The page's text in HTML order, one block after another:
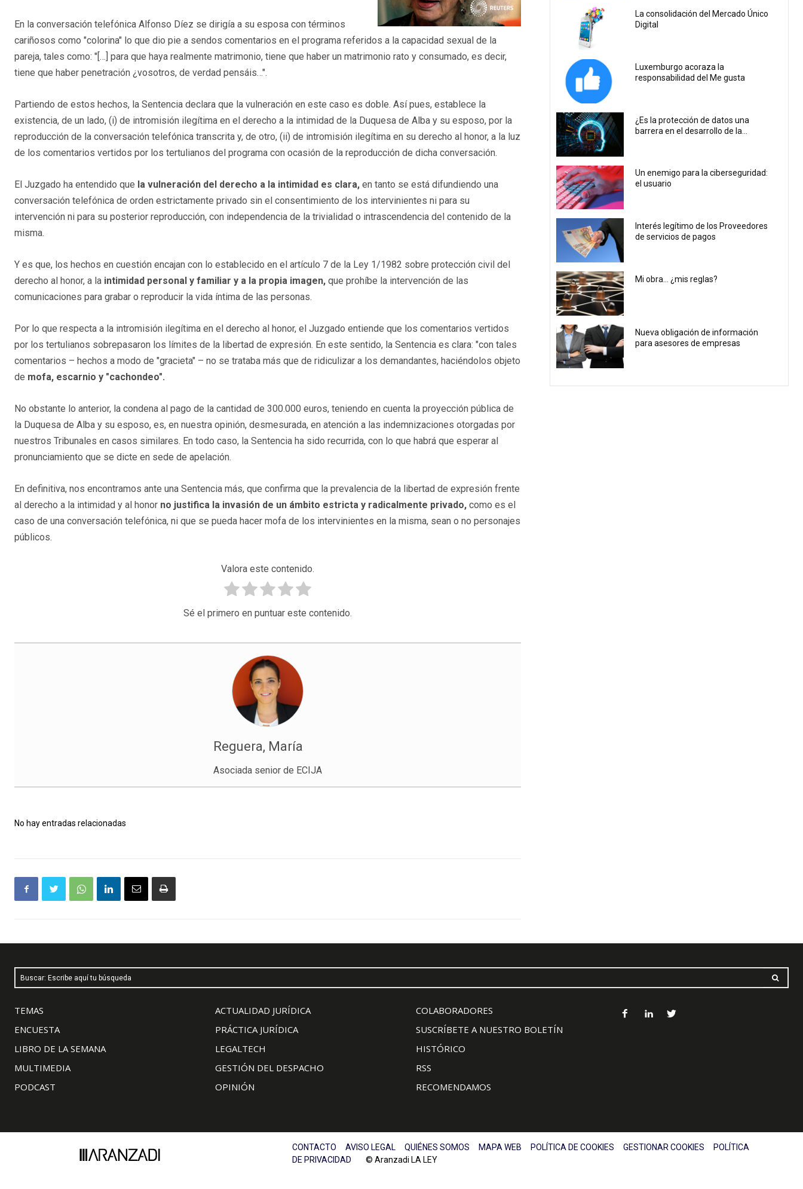
En la conversación telefónica Alfonso Díez se dirigía a su esposa con términos
cariñosos como "colorina" lo que dio pie a sendos comentarios en el programa referidos a la capacidad sexual de la
pareja, tales como: "[…] para que haya realmente matrimonio, tiene que haber un matrimonio rato y consumado, es decir,
tiene que haber penetración ¿vosotros, de verdad pensáis…".
Partiendo de estos hechos, la Sentencia declara que la vulneración en este caso es doble. Así pues, establece la
existencia, de un lado, (i) de intromisión ilegítima en el derecho a la intimidad de la Duquesa de Alba y su esposo, por la
reproducción de la conversación telefónica transcrita y, de otro, (ii) de intromisión ilegítima en su derecho al honor, a la luz
de los comentarios vertidos por los tertulianos del programa con ocasión de la reproducción de dicha conversación.
El Juzgado ha entendido que la vulneración del derecho a la intimidad es clara, en tanto se está difundiendo una
conversación telefónica de orden estrictamente privado sin el consentimiento de los intervinientes ni para su
intervención ni para su posterior reproducción, con independencia de la trivialidad o intrascendencia del contenido de la
misma.
Y es que, los hechos en cuestión encajan con lo establecido en el artículo 7 de la Ley 1/1982 sobre protección civil del
derecho al honor, a la intimidad personal y familiar y a la propia imagen, que prohíbe la intervención de las
comunicaciones para grabar o reproducir la vida íntima de las personas.
Por lo que respecta a la intromisión ilegítima en el derecho al honor, el Juzgado entiende que los comentarios vertidos
por los tertulianos sobrepasaron los límites de la libertad de expresión. En este sentido, la Sentencia es clara: "con tales
comentarios – hechos a modo de "gracieta" – no se trataba más que de ridiculizar a los demandantes, haciéndolos objeto
de mofa, escarnio y "cachondeo".
No obstante lo anterior, la condena al pago de la cantidad de 300.000 euros, teniendo en cuenta la proyección pública de
la Duquesa de Alba y su esposo, es, en nuestra opinión, desmesurada, en atención a las indemnizaciones otorgadas por
nuestros Tribunales en casos similares. En todo caso, la Sentencia ha sido recurrida, con lo que habrá que esperar al
pronunciamiento que se dicte en sede de apelación.
En definitiva, nos encontramos ante una Sentencia más, que confirma que la prevalencia de la libertad de expresión frente
al derecho a la intimidad y al honor no justifica la invasión de un ámbito estricta y radicalmente privado, como es el
caso de una conversación telefónica, ni que se pueda hacer mofa de los intervinientes en la misma, sean o no personajes
públicos.
Valora este contenido.
Sé el primero en puntuar este contenido.
Reguera, María
Asociada senior de ECIJA
No hay entradas relacionadas
La consolidación del Mercado Único
Digital
Luxemburgo acoraza la
responsabilidad del Me gusta
¿Es la protección de datos una
barrera en el desarrollo de la...
Un enemigo para la ciberseguridad:
el usuario
Interés legítimo de los Proveedores
de servicios de pagos
Mi obra… ¿mis reglas?
Nueva obligación de información
para asesores de empresas
Buscar: Escribe aquí tu búsqueda
TEMAS
ENCUESTA
LIBRO DE LA SEMANA
MULTIMEDIA
PODCAST
ACTUALIDAD JURÍDICA
PRÁCTICA JURÍDICA
LEGALTECH
GESTIÓN DEL DESPACHO
OPINIÓN
COLABORADORES
SUSCRÍBETE A NUESTRO BOLETÍN
HISTÓRICO
RSS
RECOMENDAMOS
CONTACTO AVISO LEGAL QUIÉNES SOMOS MAPA WEB POLÍTICA DE COOKIES GESTIONAR COOKIES
POLÍTICA
DE PRIVACIDAD © Aranzadi LA LEY